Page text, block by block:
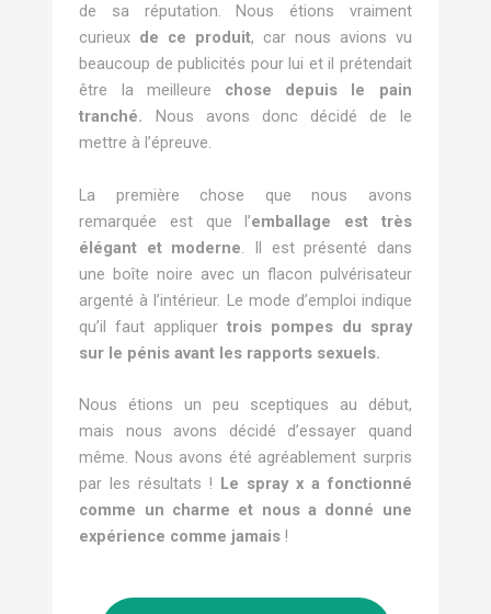
de sa réputation. Nous étions vraiment
curieux de ce produit, car nous avions vu
beaucoup de publicités pour lui et il prétendait
être la meilleure chose depuis le pain
tranché. Nous avons donc décidé de le
mettre à l’épreuve.
La première chose que nous avons
remarquée est que l’emballage est très
élégant et moderne. Il est présenté dans
une boîte noire avec un flacon pulvérisateur
argenté à l’intérieur. Le mode d’emploi indique
qu’il faut appliquer trois pompes du spray
sur le pénis avant les rapports sexuels.
Nous étions un peu sceptiques au début,
mais nous avons décidé d’essayer quand
même. Nous avons été agréablement surpris
par les résultats ! Le spray x a fonctionné
comme un charme et nous a donné une
expérience comme jamais !